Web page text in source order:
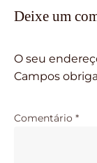
Deixe um
O seu
Campos
Comentário *